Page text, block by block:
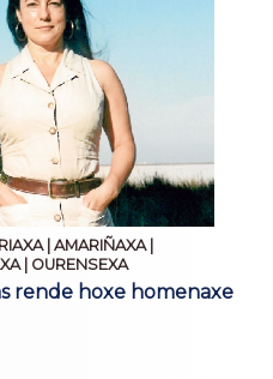
| AMARIÑAXA |
| OURENSEXA
rende hoxe homenaxe